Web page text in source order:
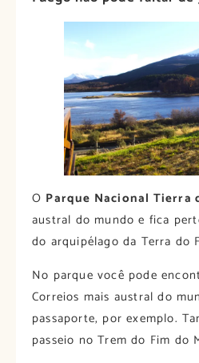
O Parque Nacional Tierra
austral do mundo e fica
do arquipélago da Terra do
No parque você pode
Correios mais austral do
passaporte, por exemplo.
passeio no Trem do Fim do